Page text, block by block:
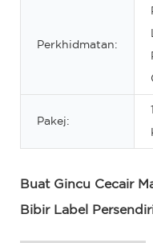
Perkhidmatan:
Pakej:
1
Buat Gincu Cecair
Bibir Label